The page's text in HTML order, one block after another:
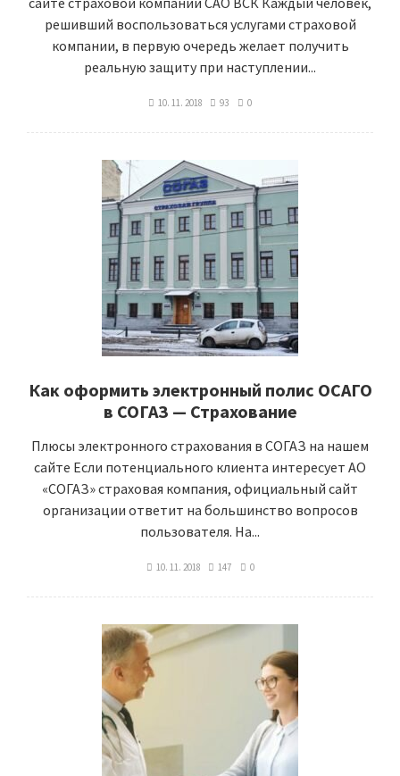
решивший воспользоваться услугами страховой
компании, в первую очередь желает получить
реальную защиту при наступлении...
10. 11. 2018 93 0
Как оформить электронный полис ОСАГО
в СОГАЗ — Страхование
Плюсы электронного страхования в СОГАЗ на нашем
сайте Если потенциального клиента интересует АО
«СОГАЗ» страховая компания, официальный сайт
организации ответит на большинство вопросов
пользователя. На...
10. 11. 2018 147 0